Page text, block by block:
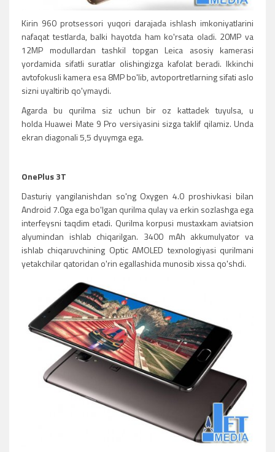
Kirin 960 protsessori yuqori darajada ishlash imkoniyatlarini
nafaqat testlarda, balki hayotda ham ko'rsata oladi. 20MP va
12MP modullardan tashkil topgan Leica asosiy kamerasi
yordamida sifatli suratlar olishingizga kafolat beradi. Ikkinchi
avtofokusli kamera esa 8MP bo'lib, avtoportretlarning sifati aslo
sizni uyaltirib qo'ymaydi.
Agarda bu qurilma siz uchun bir oz kattadek tuyulsa, u
holda Huawei Mate 9 Pro versiyasini sizga taklif qilamiz. Unda
ekran diagonali 5,5 dyuymga ega.
OnePlus 3T
Dasturiy yangilanishdan so'ng Oxygen 4.0 proshivkasi bilan
Android 7.0ga ega bo'lgan qurilma qulay va erkin sozlashga ega
interfeysni taqdim etadi. Qurilma korpusi mustaxkam aviatsion
alyumindan ishlab chiqarilgan. 3400 mAh akkumulyator va
ishlab chiqaruvchining Optic AMOLED texnologiyasi qurilmani
yetakchilar qatoridan o'rin egallashida munosib xissa qo'shdi.